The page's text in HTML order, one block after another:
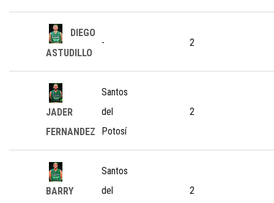
DIEGO
ASTUDILLO
- 2
JADER
FERNANDEZ
Santos
del
Potosí
2
BARRY
Santos
del
2